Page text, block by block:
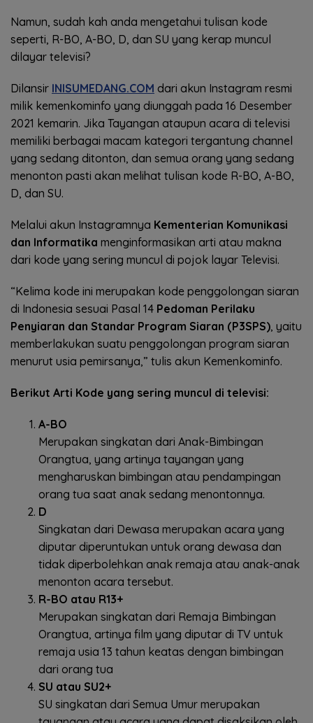
Namun, sudah kah anda mengetahui tulisan kode
seperti, R-BO, A-BO, D, dan SU yang kerap muncul
dilayar televisi?
Dilansir INISUMEDANG.COM dari akun Instagram resmi
milik kemenkominfo yang diunggah pada 16 Desember
2021 kemarin. Jika Tayangan ataupun acara di televisi
memiliki berbagai macam kategori tergantung channel
yang sedang ditonton, dan semua orang yang sedang
menonton pasti akan melihat tulisan kode R-BO, A-BO,
D, dan SU.
Melalui akun Instagramnya Kementerian Komunikasi
dan Informatika menginformasikan arti atau makna
dari kode yang sering muncul di pojok layar Televisi.
“Kelima kode ini merupakan kode penggolongan siaran
di Indonesia sesuai Pasal 14 Pedoman Perilaku
Penyiaran dan Standar Program Siaran (P3SPS), yaitu
memberlakukan suatu penggolongan program siaran
menurut usia pemirsanya,” tulis akun Kemenkominfo.
Berikut Arti Kode yang sering muncul di televisi:
A-BO
Merupakan singkatan dari Anak-Bimbingan
Orangtua, yang artinya tayangan yang
mengharuskan bimbingan atau pendampingan
orang tua saat anak sedang menontonnya.
D
Singkatan dari Dewasa merupakan acara yang
diputar diperuntukan untuk orang dewasa dan
tidak diperbolehkan anak remaja atau anak-anak
menonton acara tersebut.
R-BO atau R13+
Merupakan singkatan dari Remaja Bimbingan
Orangtua, artinya film yang diputar di TV untuk
remaja usia 13 tahun keatas dengan bimbingan
dari orang tua
SU atau SU2+
SU singkatan dari Semua Umur merupakan